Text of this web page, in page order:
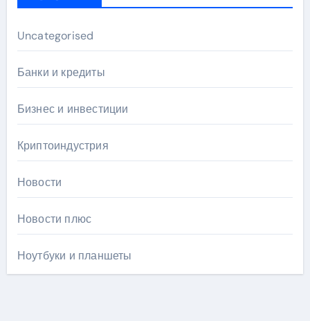
Uncategorised
Банки и кредиты
Бизнес и инвестиции
Криптоиндустрия
Новости
Новости плюс
Ноутбуки и планшеты